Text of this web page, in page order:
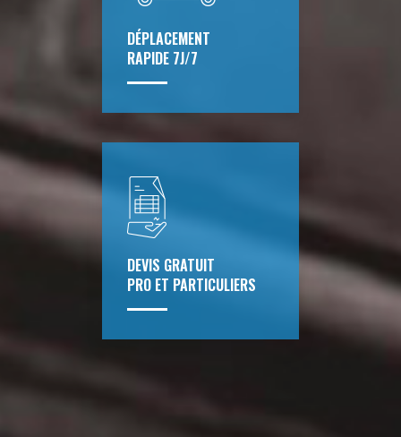
DÉPLACEMENT
RAPIDE 7J/7
DEVIS GRATUIT
PRO ET PARTICULIERS